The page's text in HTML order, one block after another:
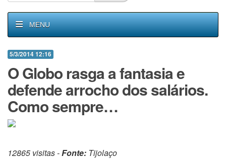
MENU
5/3/2014 12:16
O Globo rasga a fantasia e
defende arrocho dos salários.
Como sempre…
12865 visitas -Fonte: Tijolaço